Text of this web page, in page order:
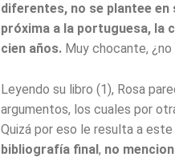
diferentes, no se plantee
próxima a la portuguesa, la
cien años. Muy chocante,
Leyendo su libro (1), Rosa
argumentos, los cuales por
Quizá por eso le resulta a
bibliografía final, no